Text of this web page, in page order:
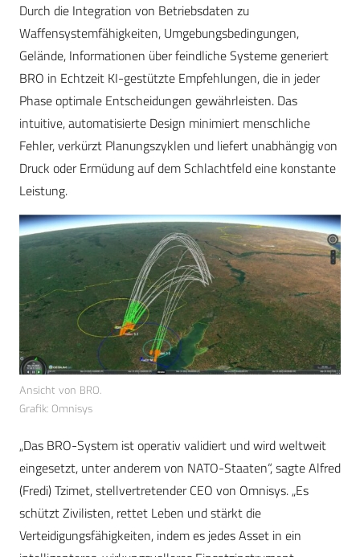
Durch die Integration von Betriebsdaten zu
Waffensystemfähigkeiten, Umgebungsbedingungen,
Gelände, Informationen über feindliche Systeme generiert
BRO in Echtzeit KI-gestützte Empfehlungen, die in jeder
Phase optimale Entscheidungen gewährleisten. Das
intuitive, automatisierte Design minimiert menschliche
Fehler, verkürzt Planungszyklen und liefert unabhängig von
Druck oder Ermüdung auf dem Schlachtfeld eine konstante
Leistung.
Ansicht von BRO.
Grafik: Omnisys
„Das BRO-System ist operativ validiert und wird weltweit
eingesetzt, unter anderem von NATO-Staaten“, sagte Alfred
(Fredi) Tzimet, stellvertretender CEO von Omnisys. „Es
schützt Zivilisten, rettet Leben und stärkt die
Verteidigungsfähigkeiten, indem es jedes Asset in ein